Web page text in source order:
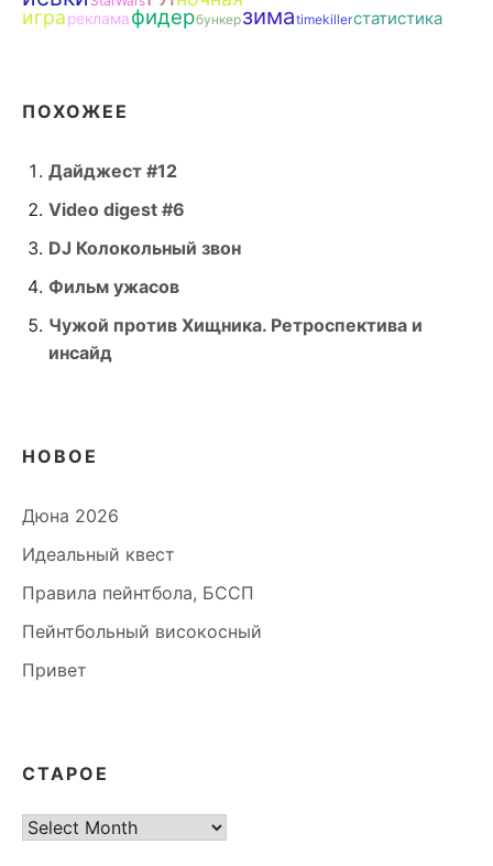
играрекламафидербункерзимаtimekillerстатистика
ПОХОЖЕЕ
Дайджест #12
Video digest #6
DJ Колокольный звон
Фильм ужасов
Чужой против Хищника. Ретроспектива и
инсайд
НОВОЕ
Дюна 2026
Идеальный квест
Правила пейнтбола, БССП
Пейнтбольный високосный
Привет
СТАРОЕ
старое